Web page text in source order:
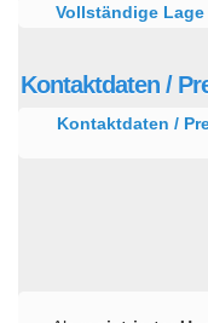
Vollständige
Kontaktdaten /
Kontaktdaten /